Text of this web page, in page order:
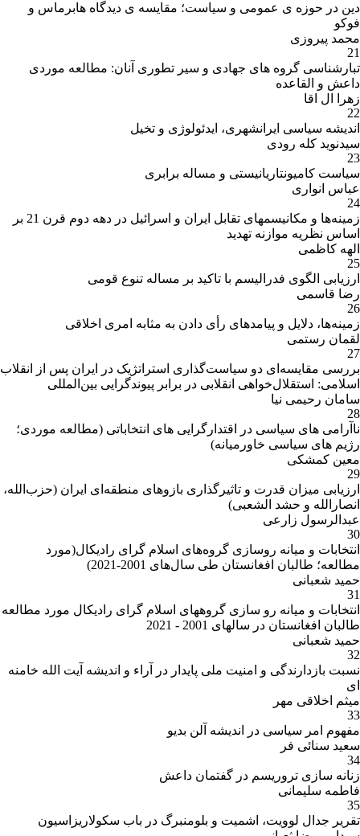
دین در حوزه ی عمومی و سیاست؛ مقایسه ی دیدگاه هابرماس و
فوکو
محمد پیروزی
21
تبارشناسی گروه های جهادی و سیر تطوری آنان: مطالعه موردی
داعش و القاعده
زهرا ال اقا
22
اندیشه سیاسی ایرانشهری، ایدئولوژی و تخیل
سیدنوید کله رودی
23
سیاست کامیونتاریانیستی و مساله برابری
عباس انواری
24
زمینه‌ها و مکانیسم‎های تقابل ایران و اسرائیل در دهه دوم قرن 21 بر
اساس نظریه موازنه تهدید
الهه کاظمی
25
ارزیابی الگوی فدرالیسم با تاکید بر مساله تنوع قومی
رضا قاسمی
26
زمینه‌ها، دلایل و پیامدهای رأی دادن به مثابه امری اخلاقی
لقمان رستمی
27
بررسی مقایسه‌ای دو سیاست‌گذاری استراتژیک در ایران پس از انقلاب
اسلامی: استقلال‌خواهی انقلابی در برابر پیوندگرایی بین‌المللی
سامان رحیمی نیا
28
ناآرامی های سیاسی در اقتدارگرایی های انتخاباتی (مطالعه موردی؛
رژیم های سیاسی خاورمیانه)
معین کمشکی
29
ارزیابی میزان قدرت و تاثیرگذاری بازوهای منطقه‌ای ایران (حزب‌الله،
انصارالله و حشد الشعبی)
عبدالرسول زارعی
30
انتخابات و میانه روسازی گروه‌های اسلام گرای رادیکال(مورد
مطالعه؛ طالبان افغانستان طی سال‌های 2001-2021)
حمید شعبانی
31
انتخابات و میانه رو سازی گروههای اسلام گرای رادیکال مورد مطالعه
طالبان افغانستان در سالهای 2001 - 2021
حمید شعبانی
32
نسبت بازدارندگی و امنیت ملی پایدار در آراء و اندیشه آیت الله خامنه
ای
میثم اخلاقی مهر
33
مفهوم امر سیاسی در اندیشه آلن بدیو
سعید سنائی فر
34
زنانه سازی تروریسم در گفتمان داعش
فاطمه سلیمانی
35
تقریر جدال لوویت، اشمیت و بلومنبرگ در باب سکولاریزاسیون